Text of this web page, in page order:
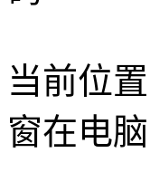
当前位置
窗在电